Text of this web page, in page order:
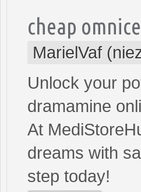
cheap
MarielVaf
Unlock your
dramamine
At
dreams with
step today!